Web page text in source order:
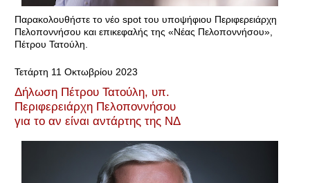
Παρακολουθήστε το νέο spot του υποψήφιου Περιφερειάρχη
Πελοποννήσου και επικεφαλής της «Νέας Πελοποννήσου»,
Πέτρου Τατούλη.
Τετάρτη 11 Οκτωβρίου 2023
Δήλωση Πέτρου Τατούλη, υπ.
Περιφερειάρχη Πελοποννήσου
για το αν είναι αντάρτης της ΝΔ